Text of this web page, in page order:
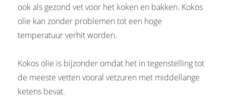
ook als gezond vet voor het koken en bakken. Kokos
olie kan zonder problemen tot een hoge
temperatuur verhit worden.
Kokos olie is bijzonder omdat het in tegenstelling tot
de meeste vetten vooral vetzuren met middellange
ketens bevat.